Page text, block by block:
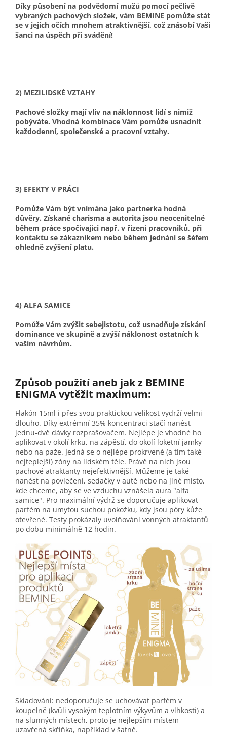
Díky působení na podvědomí mužů pomocí pečlivě
vybraných pachových složek, vám BEMINE pomůže stát
se v jejich očích mnohem atraktivnější, což znásobí Vaši
šanci na úspěch při svádění!
2) MEZILIDSKÉ VZTAHY
Pachové složky mají vliv na náklonnost lidí s nimiž
pobýváte. Vhodná kombinace Vám pomůže usnadnit
každodenní, společenské a pracovní vztahy.
3) EFEKTY V PRÁCI
Pomůže Vám být vnímána jako partnerka hodná
důvěry. Získané charisma a autorita jsou neocenitelné
během práce spočívající např. v řízení pracovníků, při
kontaktu se zákazníkem nebo během jednání se šéfem
ohledně zvýšení platu.
4) ALFA SAMICE
Pomůže Vám zvýšit sebejistotu, což usnadňuje získání
dominance ve skupině a zvýší náklonost ostatních k
vašim návrhům.
Způsob použití aneb jak z BEMINE
ENIGMA vytěžit maximum:
Flakón 15ml i přes svou praktickou velikost vydrží velmi
dlouho. Díky extrémní 35% koncentraci stačí nanést
jednu-dvě dávky rozprašovačem. Nejlépe je vhodné ho
aplikovat v okolí krku, na zápěstí, do okolí loketní jamky
nebo na paže. Jedná se o nejlépe prokrvené (a tím také
nejteplejší) zóny na lidském těle. Právě na nich jsou
pachové atraktanty nejefektivnější. Můžeme je také
nanést na povlečení, sedačky v autě nebo na jiné místo,
kde chceme, aby se ve vzduchu vznášela aura "alfa
samice". Pro maximální výdrž se doporučuje aplikovat
parfém na umytou suchou pokožku, kdy jsou póry kůže
otevřené. Testy prokázaly uvolňování vonných atraktantů
po dobu minimálně 12 hodin.
Skladování: nedoporučuje se uchovávat parfém v
koupelně (kvůli vysokým teplotním výkyvům a vlhkosti) a
na slunných místech, proto je nejlepším místem
uzavřená skříňka, například v šatně.